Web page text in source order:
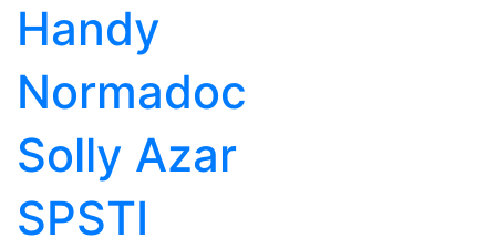
Handy
Normadoc
Solly Azar
SPSTI